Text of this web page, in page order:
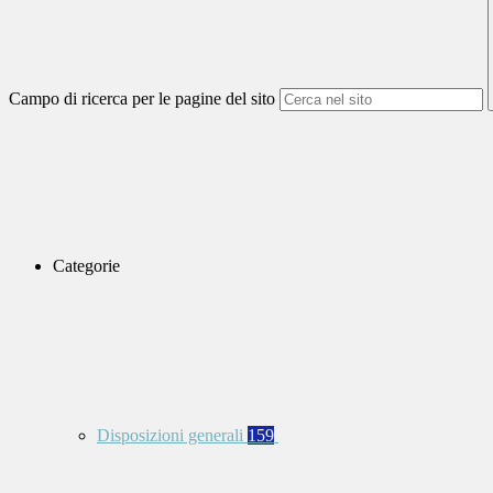
Campo di ricerca per le pagine del sito
Categorie
Disposizioni generali 159